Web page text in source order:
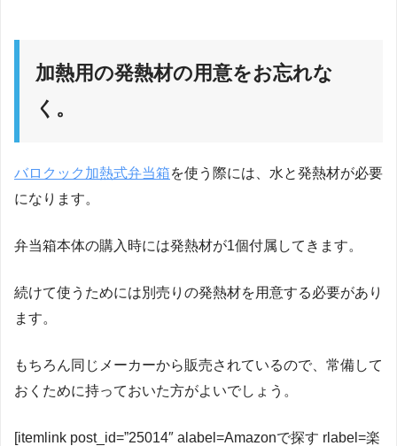
加熱用の発熱材の用意をお忘れな
く。
バロクック加熱式弁当箱を使う際には、水と発熱材が必要
になります。
弁当箱本体の購入時には発熱材が1個付属してきます。
続けて使うためには別売りの発熱材を用意する必要があり
ます。
もちろん同じメーカーから販売されているので、常備して
おくために持っておいた方がよいでしょう。
[itemlink post_id=”25014″ alabel=Amazonで探す rlabel=楽